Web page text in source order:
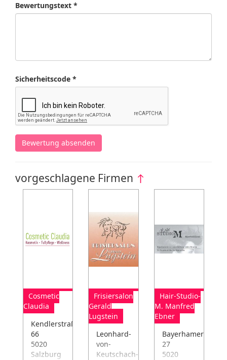
Bewertungstext *
Sicherheitscode *
Bewertung absenden
vorgeschlagene Firmen ↑
Cosmetic
Claudia
Kendlerstraße
66
5020
Salzburg
Frisiersalon
Gerald
Lugstein
Leonhard-
von-
Keutschach-
Hair-Studio-
M, Manfred
Ebner
Bayerhamerstraße
27
5020